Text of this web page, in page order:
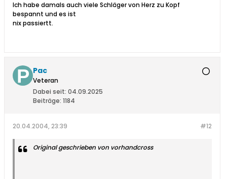
Ich habe damals auch viele Schläger von Herz zu Kopf
bespannt und es ist
nix passiertt.
Pac
Veteran
Dabei seit: 04.09.2025
Beiträge: 1184
#12
20.04.2004, 23:39
Original geschrieben von vorhandcross